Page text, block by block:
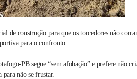
de construção para que os torcedores não
para o confronto.
PB segue “sem afobação” e prefere não
não se frustar.